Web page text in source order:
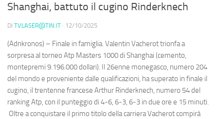
Shanghai, battuto il cugino Rinderknech
DI TVLASER@TIN.IT · 12/10/2025
(Adnkronos) – Finale in famiglia. Valentin Vacherot trionfa a
sorpresa al torneo Atp Masters 1000 di Shanghai (cemento,
montepremi 9.196.000 dollari). Il 26enne monegasco, numero 204
del mondo e proveniente dalle qualificazioni, ha superato in finale il
cugino, il trentenne francese Arthur Rinderknech, numero 54 del
ranking Atp, con il punteggio di 4-6, 6-3, 6-3 in due ore e 15 minuti.
Oltre a conquistare il primo titolo della carriera Vacherot compirà